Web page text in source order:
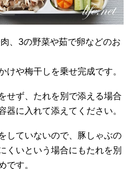
、3の野菜や茹で卵などのお
けや梅干しを乗せ完成です。
せず、たれを別で添える場合
器に入れて添えてください。
していないので、豚しゃぶの
くいという場合にもたれを別
です。